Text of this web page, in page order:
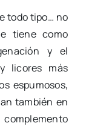
todo tipo… no
tiene como
y el
licores más
espumosos,
también en